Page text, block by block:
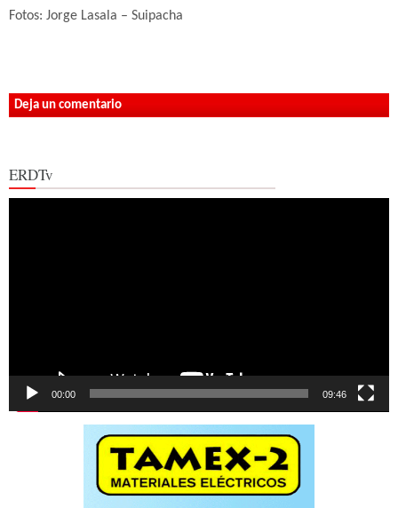
Fotos: Jorge Lasala – Suipacha
Deja un comentario
ERDTv
00:00 09:46